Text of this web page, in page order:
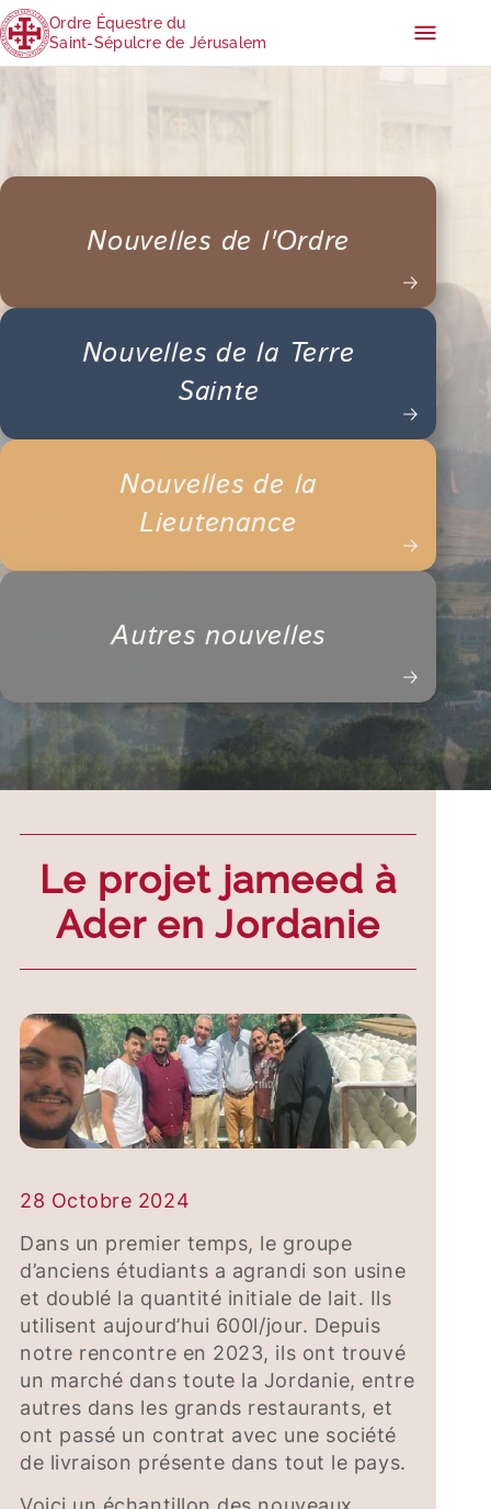
Ordre Équestre du
Saint-Sépulcre de Jérusalem
Nouvelles de l'Ordre
Nouvelles de la Terre
Sainte
Nouvelles de la
Lieutenance
Autres nouvelles
Le projet jameed à
Ader en Jordanie
28 Octobre 2024
Dans un premier temps, le groupe
d’anciens étudiants a agrandi son usine
et doublé la quantité initiale de lait. Ils
utilisent aujourd’hui 600l/jour. Depuis
notre rencontre en 2023, ils ont trouvé
un marché dans toute la Jordanie, entre
autres dans les grands restaurants, et
ont passé un contrat avec une société
de livraison présente dans tout le pays.